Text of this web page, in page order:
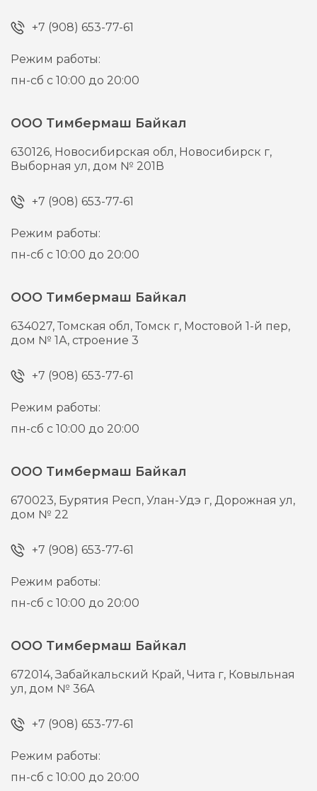
+7 (908) 653-77-61
Режим работы:
пн-сб с 10:00 до 20:00
ООО Тимбермаш Байкал
630126, Новосибирская обл, Новосибирск г,
Выборная ул, дом № 201В
+7 (908) 653-77-61
Режим работы:
пн-сб с 10:00 до 20:00
ООО Тимбермаш Байкал
634027,Томская обл, Томск г, Мостовой 1-й пер,
дом № 1А, строение 3
+7 (908) 653-77-61
Режим работы:
пн-сб с 10:00 до 20:00
ООО Тимбермаш Байкал
670023, Бурятия Респ, Улан-Удэ г,Дорожная ул,
дом № 22
+7 (908) 653-77-61
Режим работы:
пн-сб с 10:00 до 20:00
ООО Тимбермаш Байкал
672014,Забайкальский Край, Чита г, Ковыльная
ул, дом № 36А
+7 (908) 653-77-61
Режим работы:
пн-сб с 10:00 до 20:00